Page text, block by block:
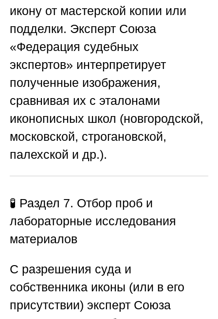
икону от мастерской копии или
подделки. Эксперт Союза
«Федерация судебных
экспертов» интерпретирует
полученные изображения,
сравнивая их с эталонами
иконописных школ (новгородской,
московской, строгановской,
палехской и др.).
🧪 Раздел 7. Отбор проб и
лабораторные исследования
материалов
С разрешения суда и
собственника иконы (или в его
присутствии) эксперт Союза